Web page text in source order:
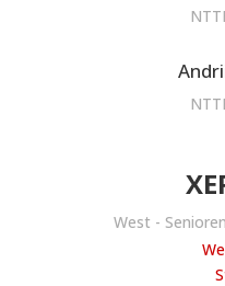
West -